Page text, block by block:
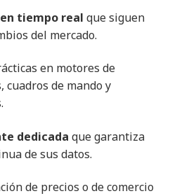
tiempo real que siguen
del mercado.
en motores de
cuadros de mando y
.
dedicada que garantiza
de sus datos.
de precios o de comercio